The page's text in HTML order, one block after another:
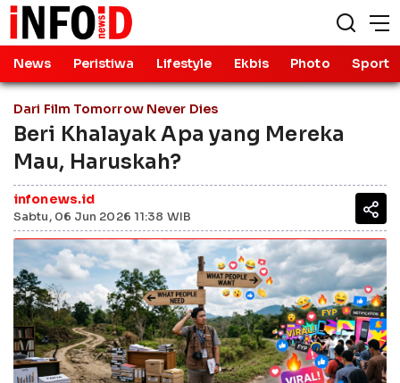
News Peristiwa Lifestyle Ekbis Photo Sport
Dari Film Tomorrow Never Dies
Beri Khalayak Apa yang Mereka
Mau, Haruskah?
infonews.id
Sabtu, 06 Jun 2026 11:38 WIB